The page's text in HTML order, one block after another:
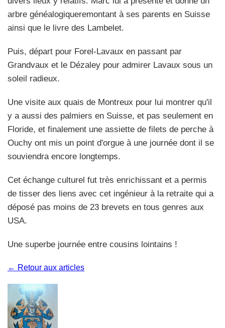
arbre généalogiqueremontant à ses parents en Suisse
ainsi que le livre des Lambelet.
Puis, départ pour Forel-Lavaux en passant par
Grandvaux et le Dézaley pour admirer Lavaux sous un
soleil radieux.
Une visite aux quais de Montreux pour lui montrer qu'il
y a aussi des palmiers en Suisse, et pas seulement en
Floride, et finalement une assiette de filets de perche à
Ouchy ont mis un point d'orgue à une journée dont il se
souviendra encore longtemps.
Cet échange culturel fut très enrichissant et a permis
de tisser des liens avec cet ingénieur à la retraite qui a
déposé pas moins de 23 brevets en tous genres aux
USA.
Une superbe journée entre cousins lointains !
← Retour aux articles